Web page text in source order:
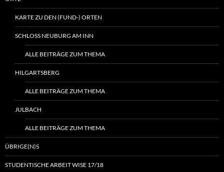
KARTE ZU DEN (FUND-) ORTEN
SCHLOSS NEUBURG AM INN
ALLE BEITRÄGE ZUM THEMA
HILGARTSBERG
ALLE BEITRÄGE ZUM THEMA
JULBACH
ALLE BEITRÄGE ZUM THEMA
ÜBRIGE(N)S
STUDENTISCHE ARBEIT WISE 17/18